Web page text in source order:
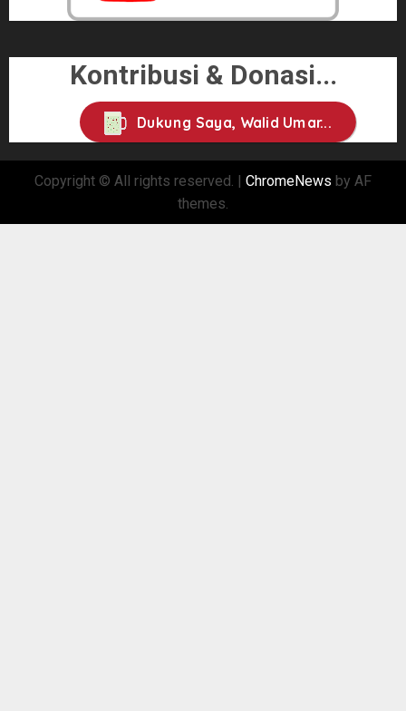
Kontribusi & Donasi...
Dukung Saya, Walid Umar...
Copyright © All rights reserved. | ChromeNews by AF
themes.